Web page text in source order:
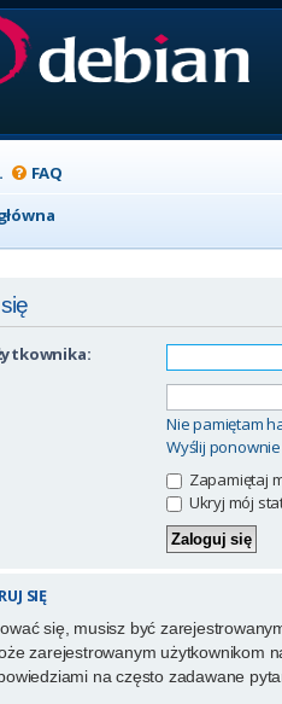
FAQ
Nie pamiętam
Wyślij
Zapamiętaj
Ukryj mój
SIĘ
się, musisz być
zarejestrowanym użytkownikom
na często zadawane